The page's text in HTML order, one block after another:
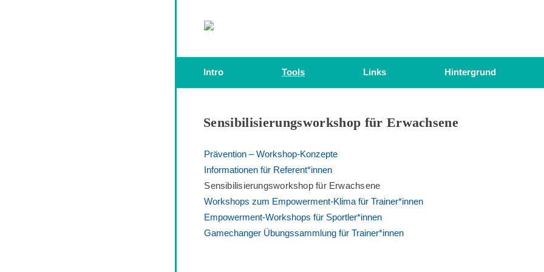
Intro Tools Links Hintergrund
Sensibilisierungsworkshop für Erwachsene
Prävention – Workshop-Konzepte
Informationen für Referent*innen
Sensibilisierungsworkshop für Erwachsene
Workshops zum Empowerment-Klima für Trainer*innen
Empowerment-Workshops für Sportler*innen
Gamechanger Übungssammlung für Trainer*innen